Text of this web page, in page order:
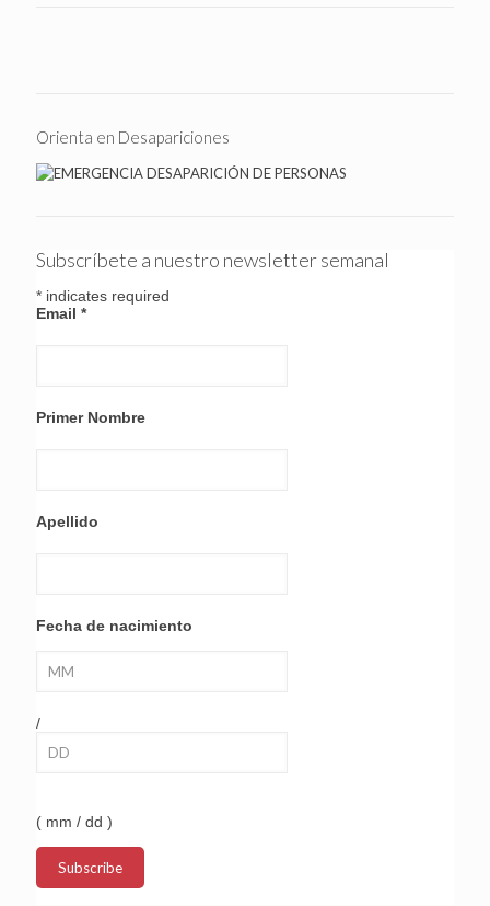
Orienta en Desapariciones
Subscríbete a nuestro newsletter semanal
* indicates required
Email *
Primer Nombre
Apellido
Fecha de nacimiento
/
( mm / dd )